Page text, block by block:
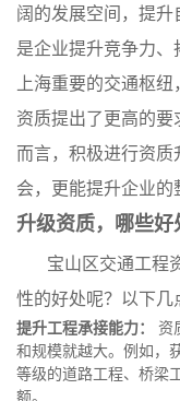
阔的发展空间，提升
是企业提升竞争力
上海重要的交通枢
资质提出了更高的
而言，积极进行资
会，更能提升企业的
升级资质，哪些好
宝山区交通工程
性的好处呢？以下几
提升工程承接能力：
资
和规模就越大。例如，
等级的道路工程、桥梁
额。